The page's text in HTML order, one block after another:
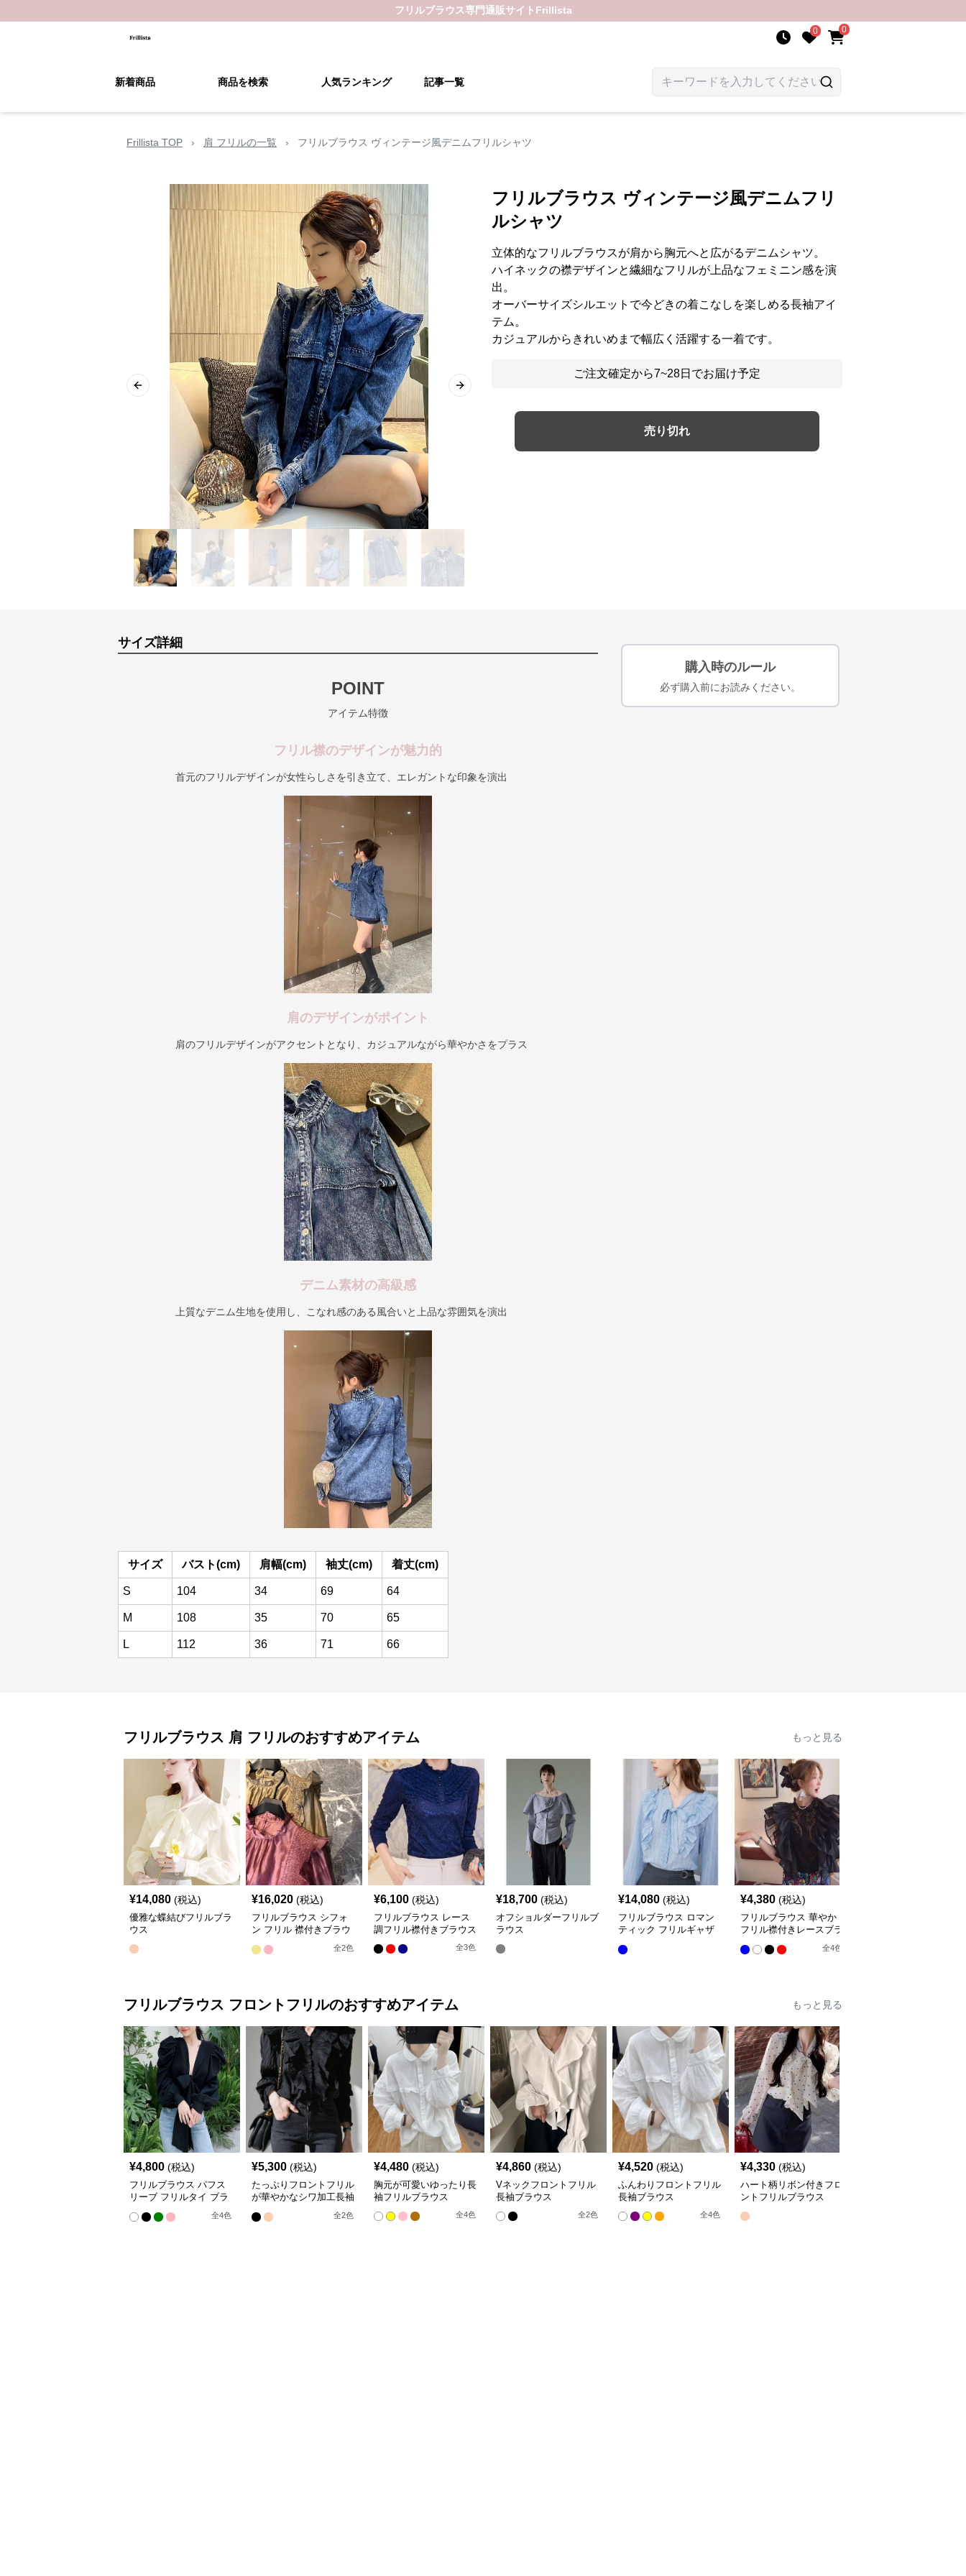
フリルブラウス専門通販サイト Frillista
0 0
新着商品 商品を検索 人気ランキング 記事一覧
Frillista TOP › 肩 フリルの一覧 › フリルブラウス ヴィンテージ風デニムフリルシャツ
Previous slide Next slide
フリルブラウス ヴィンテージ風デニムフリ
ルシャツ
立体的なフリルブラウスが肩から胸元へと広がるデニムシャツ。
ハイネックの襟デザインと繊細なフリルが上品なフェミニン感を演
出。
オーバーサイズシルエットで今どきの着こなしを楽しめる長袖アイ
テム。
カジュアルからきれいめまで幅広く活躍する一着です。
ご注文確定から7~28日でお届け予定
売り切れ
サイズ詳細
POINT
アイテム特徴
フリル襟のデザインが魅力的
首元のフリルデザインが女性らしさを引き立て、エレガントな印象を演出
肩のデザインがポイント
肩のフリルデザインがアクセントとなり、カジュアルながら華やかさをプラス
デニム素材の高級感
上質なデニム生地を使用し、こなれ感のある風合いと上品な雰囲気を演出
サイズ バスト(cm) 肩幅(cm) 袖丈(cm) 着丈(cm)
S 104 34 69 64
M 108 35 70 65
L 112 36 71 66
購入時のルール
必ず購入前にお読みください。
フリルブラウス 肩 フリルのおすすめアイテム もっと見る
¥14,080 (税込)
優雅な蝶結びフリルブラ
ウス
¥16,020 (税込)
フリルブラウス シフォ
ン フリル 襟付きブラウ
全2色
¥6,100 (税込)
フリルブラウス レース
調フリル襟付きブラウス
全3色
¥18,700 (税込)
オフショルダーフリルブ
ラウス
¥14,080 (税込)
フリルブラウス ロマン
ティック フリルギャザ
¥4,380 (税込)
フリルブラウス 華やか
フリル襟付きレースブラ
全4色
フリルブラウス フロントフリルのおすすめアイテム もっと見る
¥4,800 (税込)
フリルブラウス パフス
リーブ フリルタイ ブラ
全4色
¥5,300 (税込)
たっぷりフロントフリル
が華やかなシワ加工長袖
全2色
¥4,480 (税込)
胸元が可愛いゆったり長
袖フリルブラウス
全4色
¥4,860 (税込)
Vネックフロントフリル
長袖ブラウス
全2色
¥4,520 (税込)
ふんわりフロントフリル
長袖ブラウス
全4色
¥4,330 (税込)
ハート柄リボン付きフロ
ントフリルブラウス